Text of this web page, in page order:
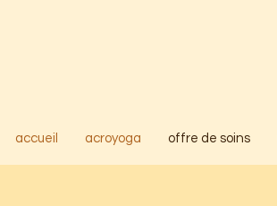
accueil acroyoga offre de soins